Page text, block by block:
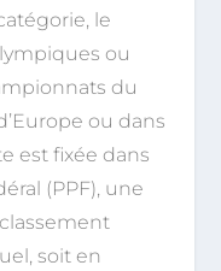
le
ou
du
ou dans
est fixée dans
(PPF), une
soit en